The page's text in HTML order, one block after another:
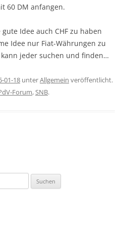
60 DM anfangen.
Idee auch CHF zu haben
Idee nur Fiat-Währungen zu
jeder suchen und finden…
01-18 unterAllgemein veröffentlicht.
Forum,SNB.